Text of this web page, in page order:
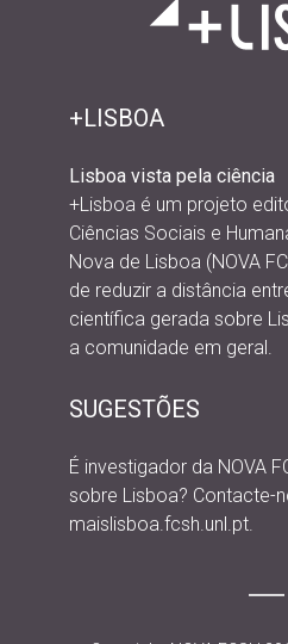
+LISBOA
Lisboa vista pela ciência
+Lisboa é um projeto
Ciências Sociais e
Nova de Lisboa (NOVA
de reduzir a distância
científica gerada sobre
a comunidade em geral.
SUGESTÕES
É investigador da NOVA
sobre Lisboa? Contacte-
maislisboa.fcsh.unl.pt.